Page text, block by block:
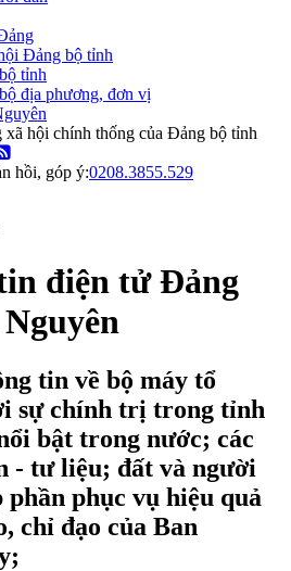
Đảng bộ tỉnh
tỉnh
địa phương, đơn vị
xã hội chính thống của Đảng bộ tỉnh
hồi, góp ý:0208.3855.529
điện tử Đảng
tin về bộ máy tổ
sự chính trị trong tỉnh
bật trong nước; các
- tư liệu; đất và người
phục vụ hiệu quả
chỉ đạo của Ban